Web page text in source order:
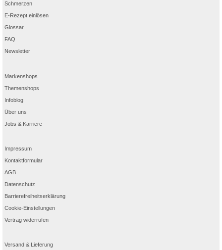
Schmerzen
E-Rezept einlösen
Glossar
FAQ
Newsletter
Markenshops
Themenshops
Infoblog
Über uns
Jobs & Karriere
Impressum
Kontaktformular
AGB
Datenschutz
Barrierefreiheitserklärung
Cookie-Einstellungen
Vertrag widerrufen
Versand & Lieferung